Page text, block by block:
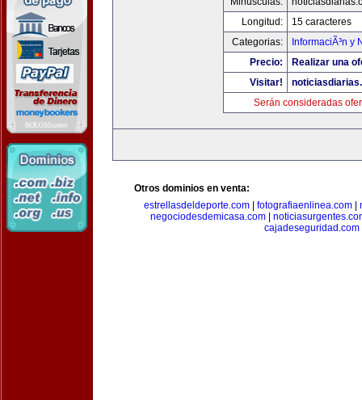
Longitud:
15 caracteres
Categorias:
InformaciÃ³n y
Precio:
Realizar una
Visitar!
Serán consideradas
Otros dominios en venta:
estrellasdeldeporte.com
fotografiaenlinea.com
negociodesdemicasa.com
cajadeseguridad.com